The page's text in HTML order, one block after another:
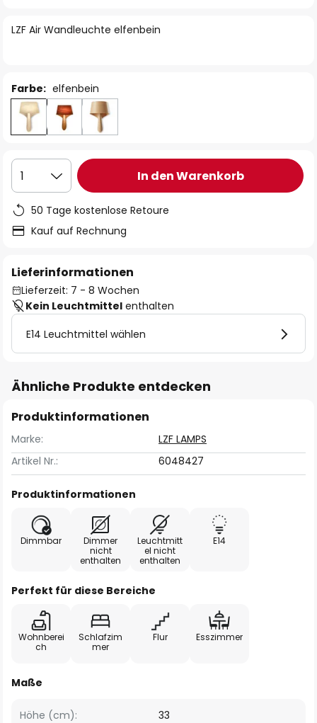
springen
LZF Air Wandleuchte elfenbein
Farbe: elfenbein
1 In den Warenkorb
50 Tage kostenlose Retoure
Kauf auf Rechnung
Lieferinformationen
Lieferzeit: 7 - 8 Wochen
Kein Leuchtmittel enthalten
E14 Leuchtmittel wählen
Ähnliche Produkte entdecken
Produktinformationen
Marke:
LZF LAMPS
Artikel Nr.:
6048427
Produktinformationen
Dimmbar
Dimmer
nicht
enthalten
Leuchtmitt
el nicht
enthalten
E14
Perfekt für diese Bereiche
Wohnberei
ch
Schlafzim
mer
Flur Esszimmer
Maße
Höhe (cm): 33